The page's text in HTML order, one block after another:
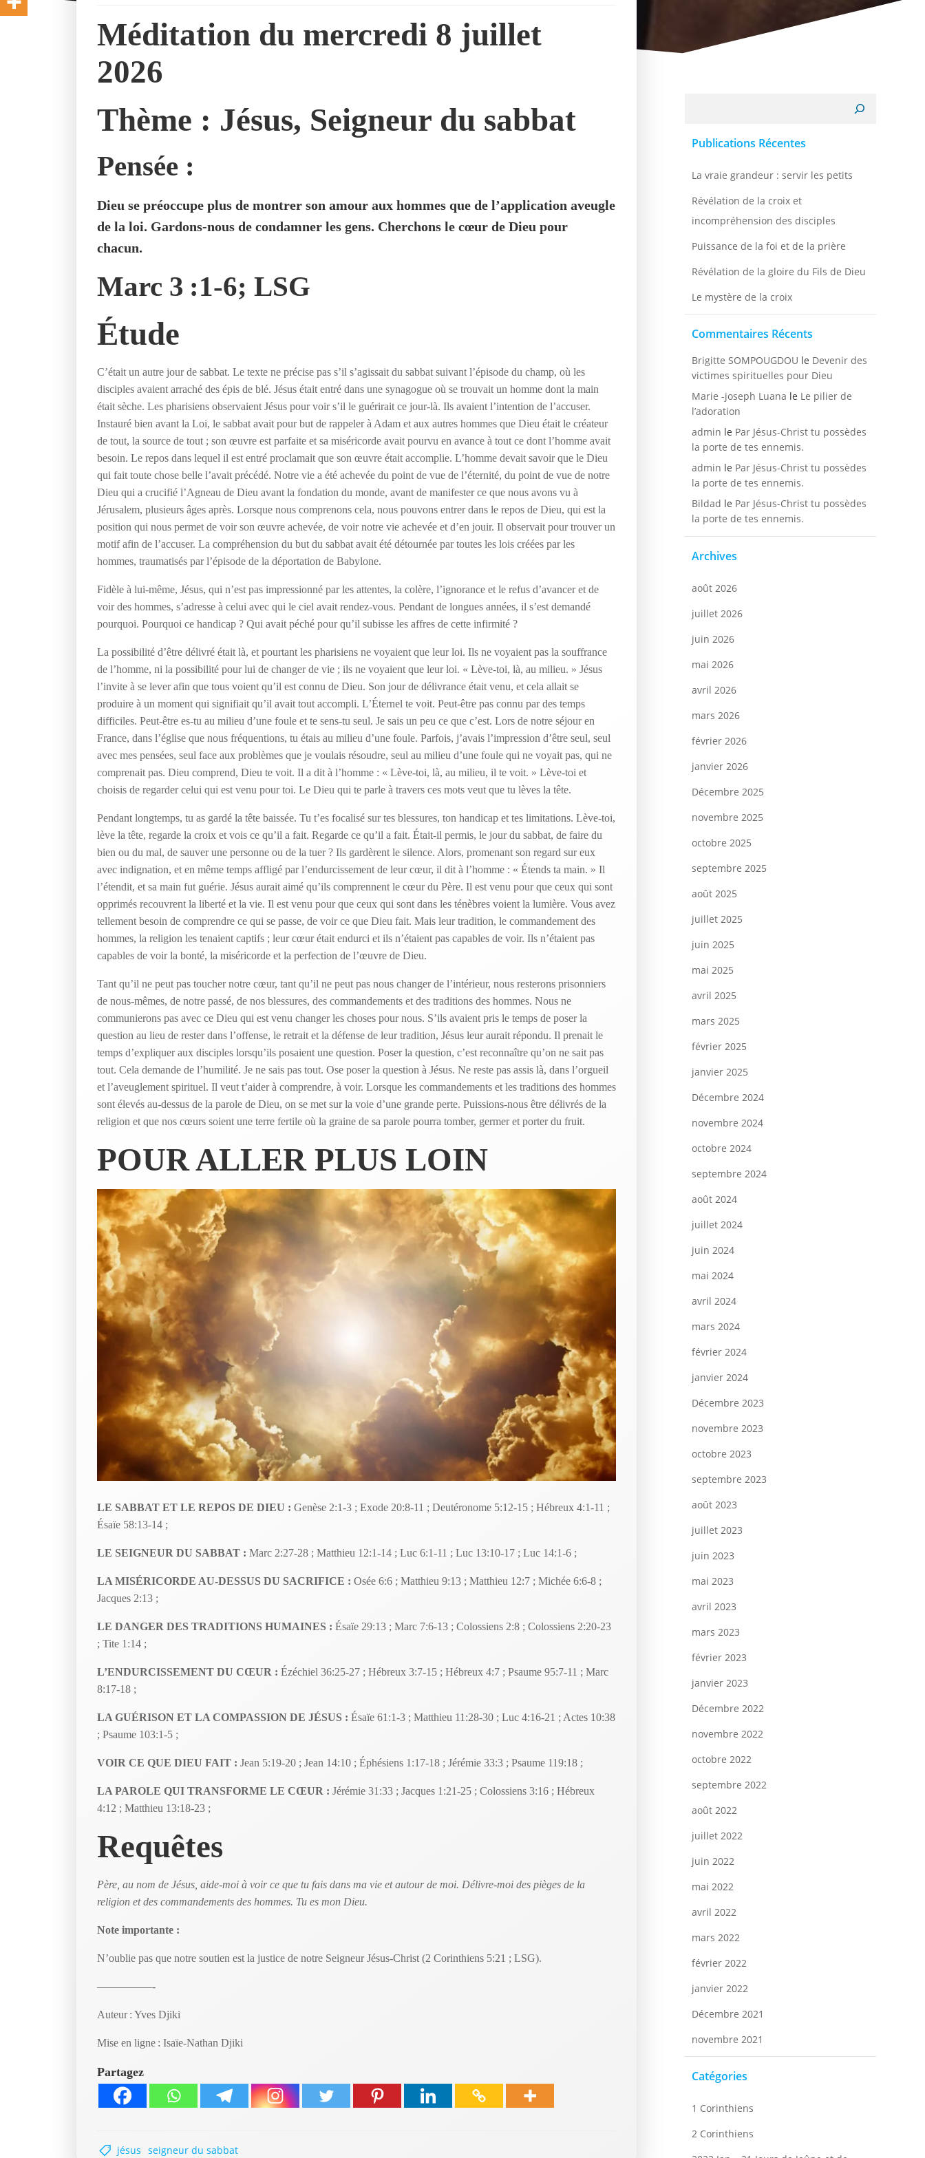
Méditation du mercredi 8 juillet
2026
Thème : Jésus, Seigneur du sabbat
Pensée :
Dieu se préoccupe plus de montrer son amour aux hommes que de l’application aveugle
de la loi. Gardons-nous de condamner les gens. Cherchons le cœur de Dieu pour
chacun.
Marc 3 :1-6; LSG
Étude
C’était un autre jour de sabbat. Le texte ne précise pas s’il s’agissait du sabbat suivant l’épisode du champ, où les
disciples avaient arraché des épis de blé. Jésus était entré dans une synagogue où se trouvait un homme dont la main
était sèche. Les pharisiens observaient Jésus pour voir s’il le guérirait ce jour-là. Ils avaient l’intention de l’accuser.
Instauré bien avant la Loi, le sabbat avait pour but de rappeler à Adam et aux autres hommes que Dieu était le créateur
de tout, la source de tout ; son œuvre est parfaite et sa miséricorde avait pourvu en avance à tout ce dont l’homme avait
besoin. Le repos dans lequel il est entré proclamait que son œuvre était accomplie. L’homme devait savoir que le Dieu
qui fait toute chose belle l’avait précédé. Notre vie a été achevée du point de vue de l’éternité, du point de vue de notre
Dieu qui a crucifié l’Agneau de Dieu avant la fondation du monde, avant de manifester ce que nous avons vu à
Jérusalem, plusieurs âges après. Lorsque nous comprenons cela, nous pouvons entrer dans le repos de Dieu, qui est la
position qui nous permet de voir son œuvre achevée, de voir notre vie achevée et d’en jouir. Il observait pour trouver un
motif afin de l’accuser. La compréhension du but du sabbat avait été détournée par toutes les lois créées par les
hommes, traumatisés par l’épisode de la déportation de Babylone.
Fidèle à lui-même, Jésus, qui n’est pas impressionné par les attentes, la colère, l’ignorance et le refus d’avancer et de
voir des hommes, s’adresse à celui avec qui le ciel avait rendez-vous. Pendant de longues années, il s’est demandé
pourquoi. Pourquoi ce handicap ? Qui avait péché pour qu’il subisse les affres de cette infirmité ?
La possibilité d’être délivré était là, et pourtant les pharisiens ne voyaient que leur loi. Ils ne voyaient pas la souffrance
de l’homme, ni la possibilité pour lui de changer de vie ; ils ne voyaient que leur loi. « Lève-toi, là, au milieu. » Jésus
l’invite à se lever afin que tous voient qu’il est connu de Dieu. Son jour de délivrance était venu, et cela allait se
produire à un moment qui signifiait qu’il avait tout accompli. L’Éternel te voit. Peut-être pas connu par des temps
difficiles. Peut-être es-tu au milieu d’une foule et te sens-tu seul. Je sais un peu ce que c’est. Lors de notre séjour en
France, dans l’église que nous fréquentions, tu étais au milieu d’une foule. Parfois, j’avais l’impression d’être seul, seul
avec mes pensées, seul face aux problèmes que je voulais résoudre, seul au milieu d’une foule qui ne voyait pas, qui ne
comprenait pas. Dieu comprend, Dieu te voit. Il a dit à l’homme : « Lève-toi, là, au milieu, il te voit. » Lève-toi et
choisis de regarder celui qui est venu pour toi. Le Dieu qui te parle à travers ces mots veut que tu lèves la tête.
Pendant longtemps, tu as gardé la tête baissée. Tu t’es focalisé sur tes blessures, ton handicap et tes limitations. Lève-toi,
lève la tête, regarde la croix et vois ce qu’il a fait. Regarde ce qu’il a fait. Était-il permis, le jour du sabbat, de faire du
bien ou du mal, de sauver une personne ou de la tuer ? Ils gardèrent le silence. Alors, promenant son regard sur eux
avec indignation, et en même temps affligé par l’endurcissement de leur cœur, il dit à l’homme : « Étends ta main. » Il
l’étendit, et sa main fut guérie. Jésus aurait aimé qu’ils comprennent le cœur du Père. Il est venu pour que ceux qui sont
opprimés recouvrent la liberté et la vie. Il est venu pour que ceux qui sont dans les ténèbres voient la lumière. Vous avez
tellement besoin de comprendre ce qui se passe, de voir ce que Dieu fait. Mais leur tradition, le commandement des
hommes, la religion les tenaient captifs ; leur cœur était endurci et ils n’étaient pas capables de voir. Ils n’étaient pas
capables de voir la bonté, la miséricorde et la perfection de l’œuvre de Dieu.
Tant qu’il ne peut pas toucher notre cœur, tant qu’il ne peut pas nous changer de l’intérieur, nous resterons prisonniers
de nous-mêmes, de notre passé, de nos blessures, des commandements et des traditions des hommes. Nous ne
communierons pas avec ce Dieu qui est venu changer les choses pour nous. S’ils avaient pris le temps de poser la
question au lieu de rester dans l’offense, le retrait et la défense de leur tradition, Jésus leur aurait répondu. Il prenait le
temps d’expliquer aux disciples lorsqu’ils posaient une question. Poser la question, c’est reconnaître qu’on ne sait pas
tout. Cela demande de l’humilité. Je ne sais pas tout. Ose poser la question à Jésus. Ne reste pas assis là, dans l’orgueil
et l’aveuglement spirituel. Il veut t’aider à comprendre, à voir. Lorsque les commandements et les traditions des hommes
sont élevés au-dessus de la parole de Dieu, on se met sur la voie d’une grande perte. Puissions-nous être délivrés de la
religion et que nos cœurs soient une terre fertile où la graine de sa parole pourra tomber, germer et porter du fruit.
POUR ALLER PLUS LOIN
LE SABBAT ET LE REPOS DE DIEU : Genèse 2:1-3 ; Exode 20:8-11 ; Deutéronome 5:12-15 ; Hébreux 4:1-11 ;
Ésaïe 58:13-14 ;
LE SEIGNEUR DU SABBAT : Marc 2:27-28 ; Matthieu 12:1-14 ; Luc 6:1-11 ; Luc 13:10-17 ; Luc 14:1-6 ;
LA MISÉRICORDE AU-DESSUS DU SACRIFICE : Osée 6:6 ; Matthieu 9:13 ; Matthieu 12:7 ; Michée 6:6-8 ;
Jacques 2:13 ;
LE DANGER DES TRADITIONS HUMAINES : Ésaïe 29:13 ; Marc 7:6-13 ; Colossiens 2:8 ; Colossiens 2:20-23
; Tite 1:14 ;
L’ENDURCISSEMENT DU CŒUR : Ézéchiel 36:25-27 ; Hébreux 3:7-15 ; Hébreux 4:7 ; Psaume 95:7-11 ; Marc
8:17-18 ;
LA GUÉRISON ET LA COMPASSION DE JÉSUS : Ésaïe 61:1-3 ; Matthieu 11:28-30 ; Luc 4:16-21 ; Actes 10:38
; Psaume 103:1-5 ;
VOIR CE QUE DIEU FAIT : Jean 5:19-20 ; Jean 14:10 ; Éphésiens 1:17-18 ; Jérémie 33:3 ; Psaume 119:18 ;
LA PAROLE QUI TRANSFORME LE CŒUR : Jérémie 31:33 ; Jacques 1:21-25 ; Colossiens 3:16 ; Hébreux
4:12 ; Matthieu 13:18-23 ;
Requêtes
Père, au nom de Jésus, aide-moi à voir ce que tu fais dans ma vie et autour de moi. Délivre-moi des pièges de la
religion et des commandements des hommes. Tu es mon Dieu.
Note importante :
N’oublie pas que notre soutien est la justice de notre Seigneur Jésus-Christ (2 Corinthiens 5:21 ; LSG).
—————-
Auteur : Yves Djiki
Mise en ligne : Isaïe-Nathan Djiki
Partagez
jésus seigneur du sabbat
Publications Récentes
La vraie grandeur : servir les petits
Révélation de la croix et
incompréhension des disciples
Puissance de la foi et de la prière
Révélation de la gloire du Fils de Dieu
Le mystère de la croix
Commentaires Récents
Brigitte SOMPOUGDOU le Devenir des
victimes spirituelles pour Dieu
Marie -joseph Luana le Le pilier de
l’adoration
admin le Par Jésus-Christ tu possèdes
la porte de tes ennemis.
admin le Par Jésus-Christ tu possèdes
la porte de tes ennemis.
Bildad le Par Jésus-Christ tu possèdes
la porte de tes ennemis.
Archives
août 2026
juillet 2026
juin 2026
mai 2026
avril 2026
mars 2026
février 2026
janvier 2026
Décembre 2025
novembre 2025
octobre 2025
septembre 2025
août 2025
juillet 2025
juin 2025
mai 2025
avril 2025
mars 2025
février 2025
janvier 2025
Décembre 2024
novembre 2024
octobre 2024
septembre 2024
août 2024
juillet 2024
juin 2024
mai 2024
avril 2024
mars 2024
février 2024
janvier 2024
Décembre 2023
novembre 2023
octobre 2023
septembre 2023
août 2023
juillet 2023
juin 2023
mai 2023
avril 2023
mars 2023
février 2023
janvier 2023
Décembre 2022
novembre 2022
octobre 2022
septembre 2022
août 2022
juillet 2022
juin 2022
mai 2022
avril 2022
mars 2022
février 2022
janvier 2022
Décembre 2021
novembre 2021
Catégories
1 Corinthiens
2 Corinthiens